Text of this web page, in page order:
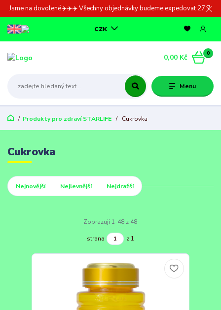
Jsme na dovolené✈️✈️✈️ Všechny objednávky budeme expedovat 27.7.
Menu
CZK
0
0,00 Kč
Produkty pro zdraví STARLIFE Cukrovka
Cukrovka
Nejnovější Nejlevnější Nejdražší
Zobrazuji 1-48 z 48
strana z 1